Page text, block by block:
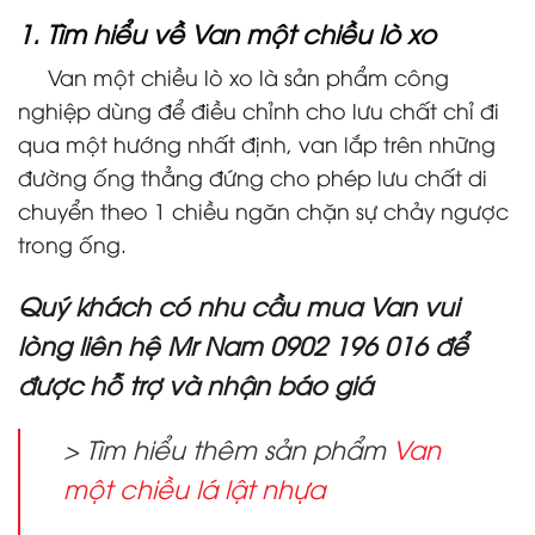
1. Tìm hiểu về Van một chiều lò xo
Van một chiều lò xo là sản phẩm công
nghiệp dùng để điều chỉnh cho lưu chất chỉ đi
qua một hướng nhất định, van lắp trên những
đường ống thẳng đứng cho phép lưu chất di
chuyển theo 1 chiều ngăn chặn sự chảy ngược
trong ống.
Quý khách có nhu cầu mua Van vui
lòng liên hệ Mr Nam 0902 196 016 để
được hỗ trợ và nhận báo giá
> Tìm hiểu thêm sản phẩm Van
một chiều lá lật nhựa